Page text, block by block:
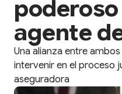
agente
Una alianza entre
intervenir en el proceso
aseguradora